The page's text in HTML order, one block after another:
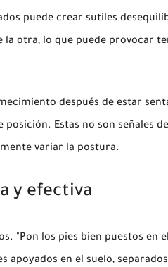
puede crear sutiles
la otra, lo que puede provocar
después de estar
Estas no son señales
variar la postura.
y efectiva
"Pon los pies bien puestos en
en el suelo,